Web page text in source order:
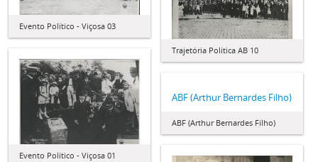
Evento Político - Viçosa 03
Trajetória Política AB 10
Evento Político - Viçosa 01
ABF (Arthur Bernardes Filho)
ABF (Arthur Bernardes Filho)